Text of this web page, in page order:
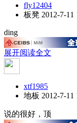
fly12404
板凳 2012-7-11
ding
展开阅读全文
xtf1985
地板 2012-7-11
说的很好，顶